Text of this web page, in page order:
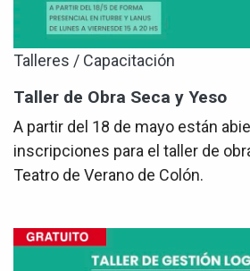
Talleres / Capacitación
Taller de Obra Seca y Yeso
A partir del 18 de mayo están
inscripciones para el taller de
Teatro de Verano de Colón.